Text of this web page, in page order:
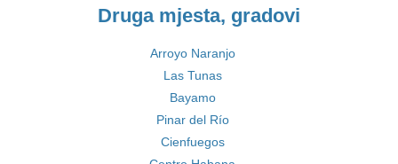
Druga mjesta, gradovi
Arroyo Naranjo
Las Tunas
Bayamo
Pinar del Río
Cienfuegos